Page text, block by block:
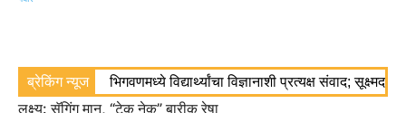
ब्रेकिंग न्यूज भिगवणमध्ये विद्यार्थ्यांचा विज्ञानाशी प्रत्यक्ष संवाद;
लक्ष्य: सॅगिंग मान, “टेक नेक” बारीक रेषा